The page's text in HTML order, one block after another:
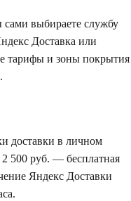
выбираете службу
Доставка или
тарифы и зоны покрытия
доставки в личном
500 руб. — бесплатная
Яндекс Доставки